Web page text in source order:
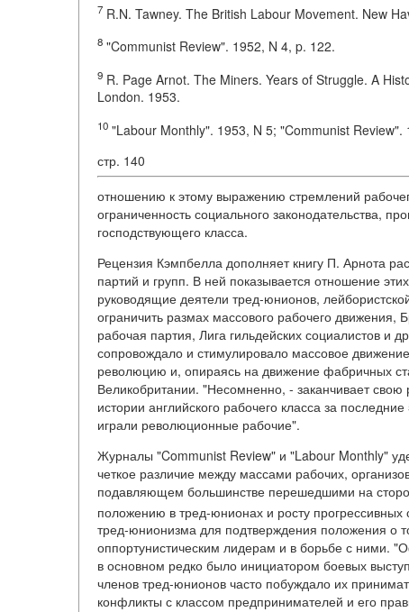
7 R.N. Tawney. The British Labour Movement. New
8 "Communist Review". 1952, N 4, p. 122.
9 R. Page Arnot. The Miners. Years of Struggle. A
London. 1953.
10 "Labour Monthly". 1953, N 5; "Communist Review".
стр. 140
отношению к этому выражению стремлений
ограниченность социального законодательства,
господствующего класса.
Рецензия Кэмпбелла дополняет книгу П. Арнота
партий и групп. В ней показывается отношение
руководящие деятели тред-юнионов,
ограничить размах массового рабочего движения,
рабочая партия, Лига гильдейских социалистов и
сопровождало и стимулировало массовое
революцию и, опираясь на движение фабричных
Великобритании. "Несомненно, - заканчивает
истории английского рабочего класса за
играли революционные рабочие".
Журналы "Communist Review" и "Labour Monthly"
четкое различие между массами рабочих,
подавляющем большинстве перешедшими на
положению в тред-юнионах и росту прогрессивных
тред-юнионизма для подтверждения положения о
оппортунистическим лидерам и в борьбе с ними.
в основном редко было инициатором боевых
членов тред-юнионов часто побуждало их
конфликты с классом предпринимателей и его